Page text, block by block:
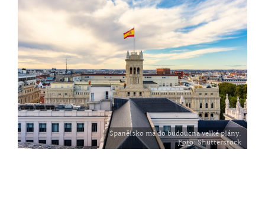
Španělsko má do budoucna velké plány.
Foto: Shutterstock